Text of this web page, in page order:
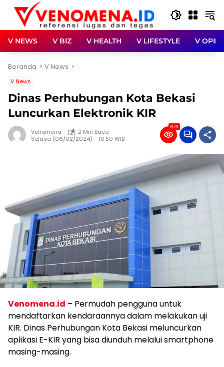
Langsung
konten
V NEWS V BIZ V HEALTH V LIFESTYLE V OPINI
Beranda V News
V News
Dinas Perhubungan Kota Bekasi
Luncurkan Elektronik KIR
Venomena
2 Min Baca
Selasa (06/02/2024) - 10:50 WIB
673
Venomena.id – Permudah pengguna untuk
mendaftarkan kendaraannya dalam melakukan uji
KIR. Dinas Perhubungan Kota Bekasi meluncurkan
aplikasi E-KIR yang bisa diunduh melalui smartphone
masing-masing.